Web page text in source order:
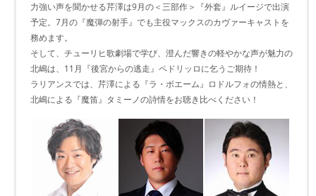
力強い声を聞かせる芹澤は9月の＜三部作＞『外套』ルイージで出演
予定。7月の『魔弾の射手』でも主役マックスのカヴァーキャストを
務めます。
そして、チューリヒ歌劇場で学び、澄んだ響きの軽やかな声が魅力の
北嶋は、11月『後宮からの逃走』ペドリッロに乞うご期待！
ラリアンスでは、芹澤による『ラ・ボエーム』ロドルフォの情熱と、
北嶋による『魔笛』タミーノの詩情をお聴き比べください！